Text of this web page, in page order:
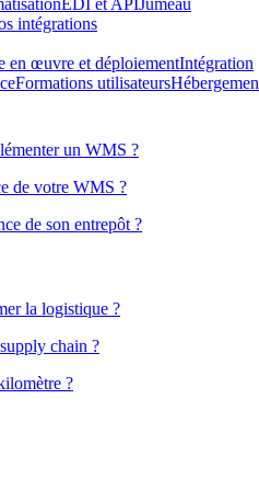
intégrations
en œuvre et déploiementIntégration
Formations utilisateurs
un WMS ?
de votre WMS ?
de son entrepôt ?
la logistique ?
chain ?
?